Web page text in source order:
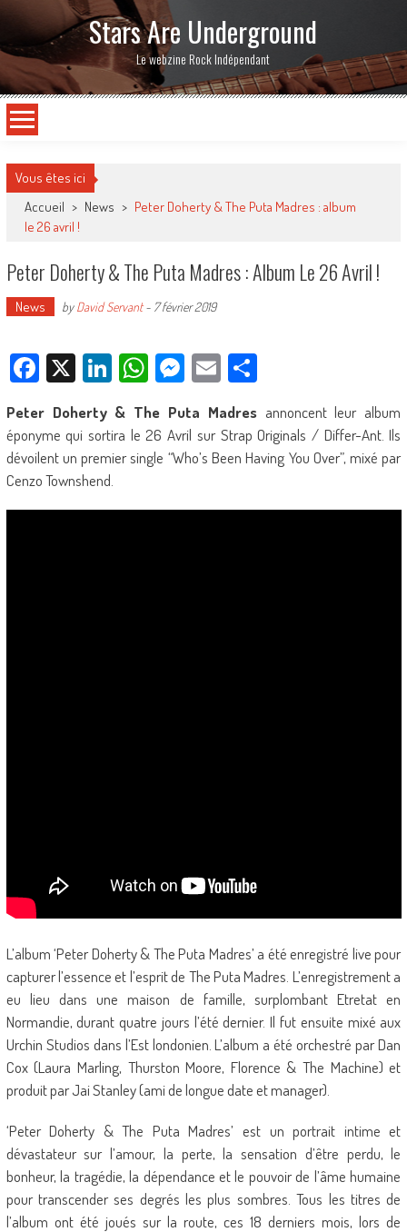
Stars Are Underground
Le webzine Rock Indépendant
Vous êtes ici
Accueil > News > Peter Doherty & The Puta Madres : album
le 26 avril !
Peter Doherty & The Puta Madres : Album Le 26 Avril !
News byDavid Servant- 7 février 2019
Facebook
X LinkedIn
WhatsApp
Messenger
EmailPartager
Peter Doherty & The Puta Madresannoncent leur album
éponyme qui sortira le 26 Avril sur Strap Originals / Differ-Ant. Ils
dévoilent un premier single “Who’s Been Having You Over”, mixé par
Cenzo Townshend.
L’album ‘Peter Doherty & The Puta Madres’ a été enregistré live pour
capturer l’essence et l’esprit de The Puta Madres. L’enregistrement a
eu lieu dans une maison de famille, surplombant Etretat en
Normandie, durant quatre jours l’été dernier. Il fut ensuite mixé aux
Urchin Studios dans l’Est londonien. L’album a été orchestré par Dan
Cox (Laura Marling, Thurston Moore, Florence & The Machine) et
produit par Jai Stanley (ami de longue date et manager).
‘Peter Doherty & The Puta Madres’ est un portrait intime et
dévastateur sur l’amour, la perte, la sensation d’être perdu, le
bonheur, la tragédie, la dépendance et le pouvoir de l’âme humaine
pour transcender ses degrés les plus sombres. Tous les titres de
l’album ont été joués sur la route, ces 18 derniers mois, lors de